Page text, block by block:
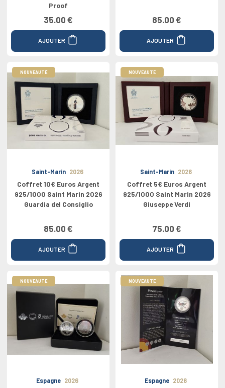
Proof
35.00 €
AJOUTER
85.00 €
AJOUTER
NOUVEAUTÉ
Saint-Marin 2026
Coffret 10€ Euros Argent
925/1000 Saint Marin 2026
Guardia del Consiglio
85.00 €
AJOUTER
NOUVEAUTÉ
Saint-Marin 2026
Coffret 5€ Euros Argent
925/1000 Saint Marin 2026
Giuseppe Verdi
75.00 €
AJOUTER
NOUVEAUTÉ
Espagne 2026
NOUVEAUTÉ
Espagne 2026